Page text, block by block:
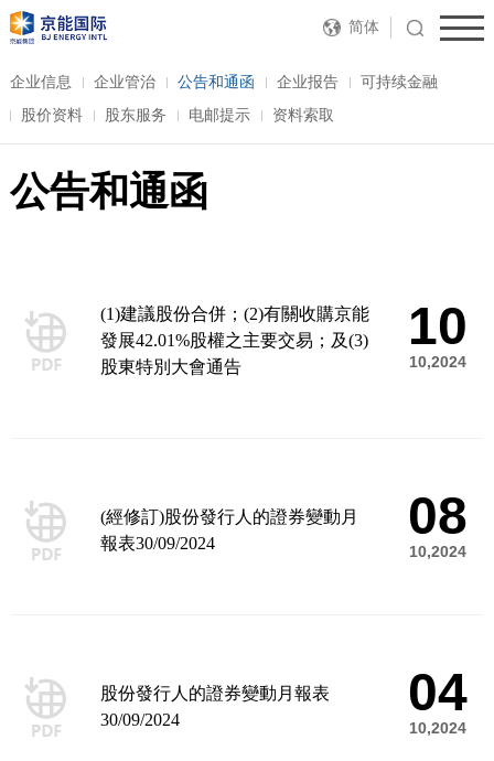
简体
企业信息 企业管治 公告和通函 企业报告
可持续金融
股价资料
股东服务 电邮提示 资料索取
公告和通函
(1)建議股份合併；(2)有關收購京能
發展42.01%股權之主要交易；及(3)
股東特別大會通告
10
10,2024
(經修訂)股份發行人的證券變動月
報表30/09/2024
08
10,2024
股份發行人的證券變動月報表
30/09/2024
04
10,2024